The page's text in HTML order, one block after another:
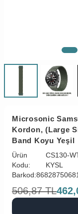
Microsonic
Kordon, (Large
Band Koyu Yeşil
Ürün
Kodu:
CS130-
KYSL
Barkod:
506,87 TL